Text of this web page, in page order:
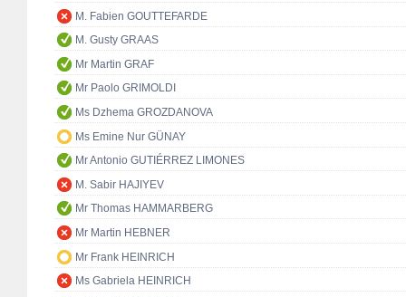
M. Fabien GOUTTEFARDE
M. Gusty GRAAS
Mr Martin GRAF
Mr Paolo GRIMOLDI
Ms Dzhema GROZDANOVA
Ms Emine Nur GÜNAY
Mr Antonio GUTIÉRREZ LIMONES
M. Sabir HAJIYEV
Mr Thomas HAMMARBERG
Mr Martin HEBNER
Mr Frank HEINRICH
Ms Gabriela HEINRICH